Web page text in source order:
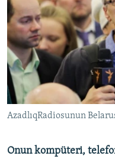
VIDEO
FOTOQALEREYA
İNFOQRAFIKA
KARIKATURA
RADIO ARXIV
OXU ZALI
AZƏRBAYCAN ƏDƏBIYYATI
İSLAM VƏ DEMOKRATIYA
İZ - MƏDƏNIYYƏT
HAQQIMIZDA
MISSIYAMIZ
PEŞƏ ETIKASI VƏ
MATERIALLARIMIZDAN
AZADLIQRADIOSU MOBIL
BIZI IZLƏ
RFE/RL-in bütün
AzadlıqRadiosunun
Onun kompüteri,